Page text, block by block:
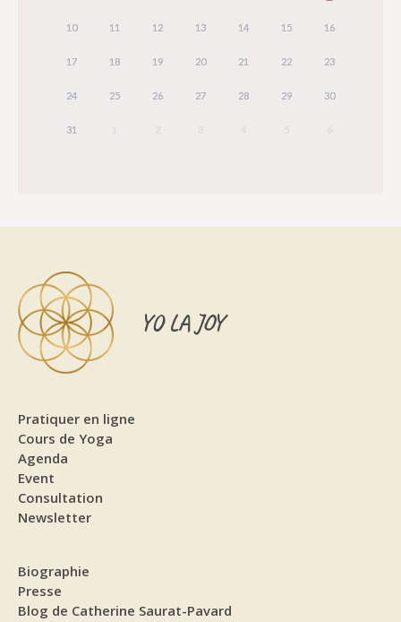
10 11 12 13 14 15 16
17 18 19 20 21 22 23
24 25 26 27 28 29 30
31
YO LA JOY
Pratiquer en ligne
Cours de Yoga
Agenda
Event
Consultation
Newsletter
Biographie
Presse
Blog de Catherine Saurat-Pavard